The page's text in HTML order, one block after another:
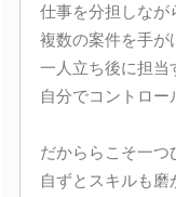
仕事を分担しなが
複数の案件を手が
一人立ち後に担当
自分でコントロー
だかららこそ一つ
自ずとスキルも磨